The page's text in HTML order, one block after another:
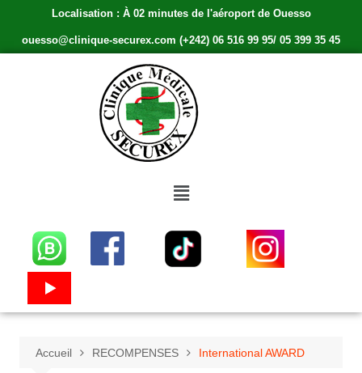
Localisation : À 02 minutes de l'aéroport de Ouesso
ouesso@clinique-securex.com (+242) 06 516 99 95/ 05 399 35 45
Accueil RECOMPENSES International AWARD